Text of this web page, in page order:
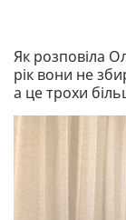
Як розповіла
рік вони не
а це трохи